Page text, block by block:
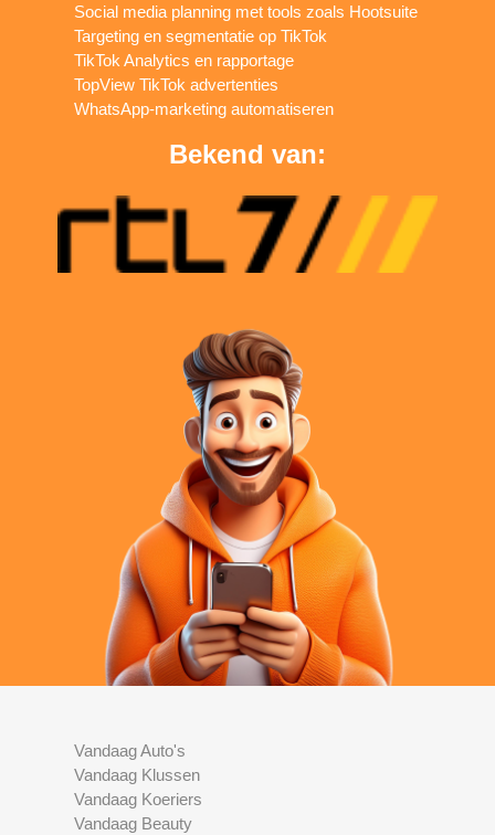
Social media planning met tools zoals Hootsuite
Targeting en segmentatie op TikTok
TikTok Analytics en rapportage
TopView TikTok advertenties
WhatsApp-marketing automatiseren
Bekend van:
Vandaag Auto's
Vandaag Klussen
Vandaag Koeriers
Vandaag Beauty